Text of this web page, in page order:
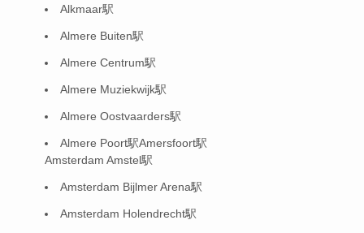
Alkmaar駅
Almere Buiten駅
Almere Centrum駅
Almere Muziekwijk駅
Almere Oostvaarders駅
Almere Poort駅Amersfoort駅
Amsterdam Amstel駅
Amsterdam Bijlmer Arena駅
Amsterdam Holendrecht駅